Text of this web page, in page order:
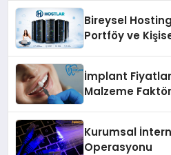
Bireysel
Portföy ve
İmplant
Malzeme
Kurumsal
Operasyonu